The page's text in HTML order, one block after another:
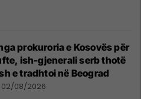
prokuroria e Kosovës për
ish-gjenerali serb thotë
e tradhtoi në Beograd
02/08/2026